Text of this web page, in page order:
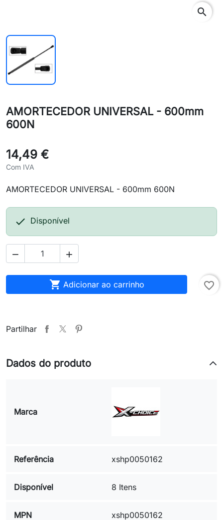
search
AMORTECEDOR UNIVERSAL - 600mm
600N
14,49 €
Com IVA
AMORTECEDOR UNIVERSAL - 600mm 600N
 Disponível
 
 Adicionar ao carrinho favorite_border
Partilhar
Dados do produto
Marca
Referência xshp0050162
Disponível 8 Itens
MPN xshp0050162